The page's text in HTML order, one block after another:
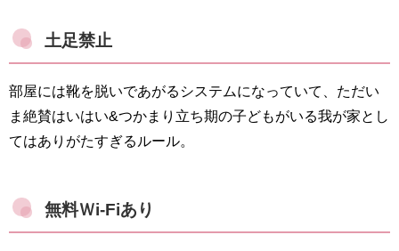
土足禁止
部屋には靴を脱いであがるシステムになっていて、ただい
ま絶賛はいはい&つかまり立ち期の子どもがいる我が家とし
てはありがたすぎるルール。
無料Ｗi-Fiあり